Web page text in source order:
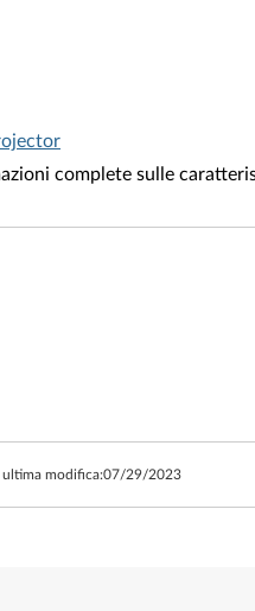
complete sulle
ultima modifica:07/29/2023